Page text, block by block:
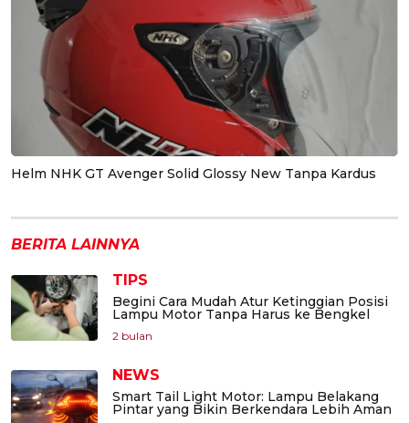
Helm NHK GT Avenger Solid Glossy New Tanpa Kardus
BERITA LAINNYA
TIPS
Begini Cara Mudah Atur Ketinggian Posisi
Lampu Motor Tanpa Harus ke Bengkel
2 bulan
NEWS
Smart Tail Light Motor: Lampu Belakang
Pintar yang Bikin Berkendara Lebih Aman